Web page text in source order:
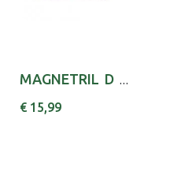
MAGNETRIL D COMP X30 POTASSIO [PA] PIRIDOXINA...
€ 15,99